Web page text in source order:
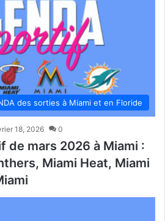
des sorties à Miami et en Floride
18, 2026 0
de mars 2026 à Miami :
Miami Heat, Miami